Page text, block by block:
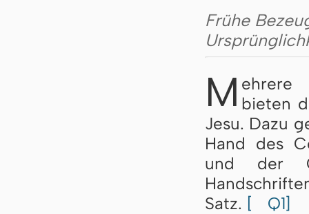
Frühe
M ehrere
bieten
Jesu. Dazu
Hand des
und der
Satz. [
Q1]